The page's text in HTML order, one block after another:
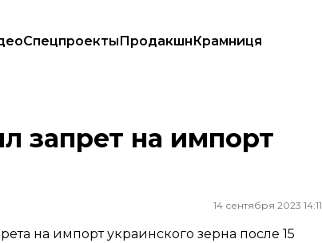
СпецпроектыПродакшнКрамниця
запрет на импорт
14 сентября 2023 14:11
на импорт украинского зерна после 15